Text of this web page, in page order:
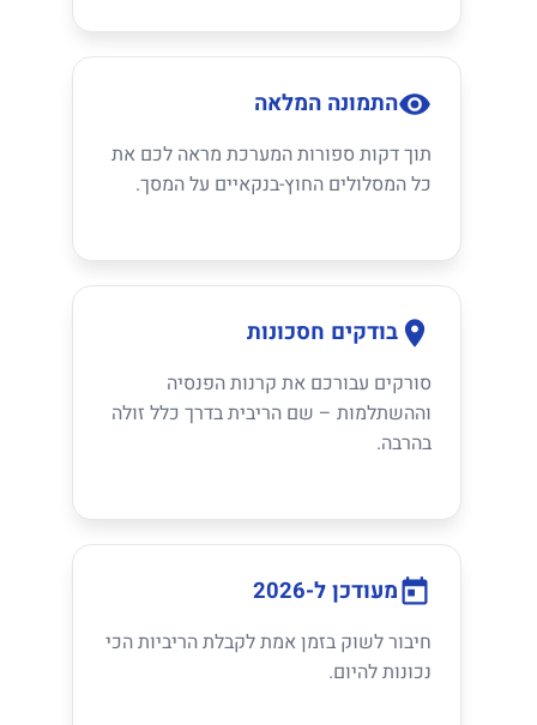
התמונה המלאה
תוך דקות ספורות המערכת מראה לכם את
כל המסלולים החוץ-בנקאיים על המסך.
בודקים חסכונות
סורקים עבורכם את קרנות הפנסיה
וההשתלמות – שם הריבית בדרך כלל זולה
בהרבה.
מעודכן ל-2026
חיבור לשוק בזמן אמת לקבלת הריביות הכי
נכונות להיום.